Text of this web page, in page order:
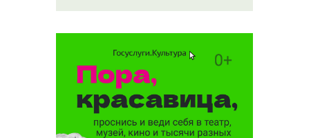
узачак. Анда республиканың
күрше Чувашия, Мари Эл
республикаларыннан иҗат
коллективлары катнаша.